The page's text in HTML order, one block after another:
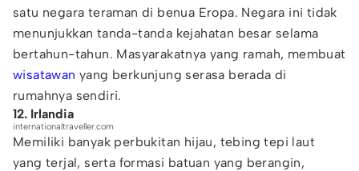
satu negara teraman di benua Eropa. Negara ini tidak
menunjukkan tanda-tanda kejahatan besar selama
bertahun-tahun. Masyarakatnya yang ramah, membuat
wisatawan yang berkunjung serasa berada di
rumahnya sendiri.
12. Irlandia
internationaltraveller.com
Memiliki banyak perbukitan hijau, tebing tepi laut
yang terjal, serta formasi batuan yang berangin,